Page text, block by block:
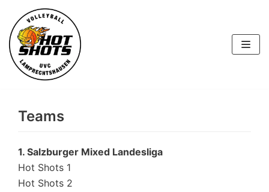
Skip
to
content
Teams
1. Salzburger Mixed Landesliga
Hot Shots 1
Hot Shots 2